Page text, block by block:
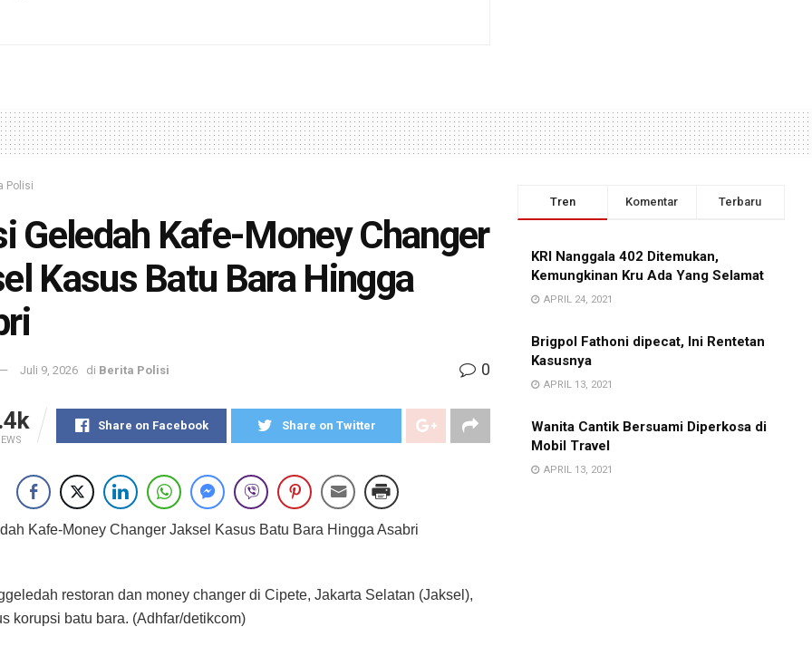
Polisi
Geledah Kafe-Money Changer
Kasus Batu Bara Hingga
Juli 9, 2026 di Berita Polisi 0
Share on Facebook Share on Twitter
Kafe-Money Changer Jaksel Kasus Batu Bara Hingga Asabri
restoran dan money changer di Cipete, Jakarta Selatan (Jaksel),
korupsi batu bara. (Adhfar/detikcom)
Tren Komentar Terbaru
KRI Nanggala 402 Ditemukan,
Kemungkinan Kru Ada Yang Selamat
APRIL 24, 2021
Brigpol Fathoni dipecat, Ini Rentetan
Kasusnya
APRIL 13, 2021
Wanita Cantik Bersuami Diperkosa di
Mobil Travel
APRIL 13, 2021